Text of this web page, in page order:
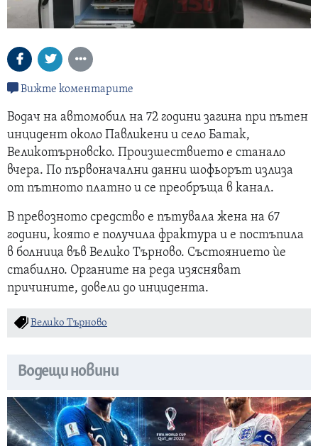
Вижте коментарите
Водач на автомобил на 72 години загина при пътен
инцидент около Павликени и село Батак,
Великотърновско. Произшествието е станало
вчера. По първоначални данни шофьорът излиза
от пътното платно и се преобръща в канал.
В превозното средство е пътувала жена на 67
години, която е получила фрактура и е постъпила
в болница във Велико Търново. Състоянието ѝе
стабилно. Органите на реда изясняват
причините, довели до инцидента.
Велико Търново
Водещи новини